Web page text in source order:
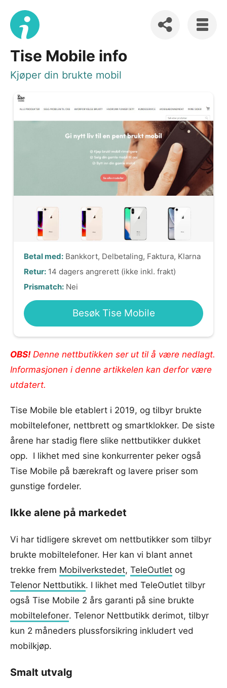
Tise Mobile info
Kjøper din brukte mobil
Betal med: Bankkort, Delbetaling, Faktura, Klarna
Retur: 14 dagers angrerett (ikke inkl. frakt)
Prismatch: Nei
Besøk Tise Mobile
OBS! Denne nettbutikken ser ut til å være nedlagt.
Informasjonen i denne artikkelen kan derfor være
utdatert.
Tise Mobile ble etablert i 2019, og tilbyr brukte
mobiltelefoner, nettbrett og smartklokker. De siste
årene har stadig flere slike nettbutikker dukket
opp. I likhet med sine konkurrenter peker også
Tise Mobile på bærekraft og lavere priser som
gunstige fordeler.
Ikke alene på markedet
Vi har tidligere skrevet om nettbutikker som tilbyr
brukte mobiltelefoner. Her kan vi blant annet
trekke frem Mobilverkstedet, TeleOutlet og
Telenor Nettbutikk. I likhet med TeleOutlet tilbyr
også Tise Mobile 2 års garanti på sine brukte
mobiltelefoner. Telenor Nettbutikk derimot, tilbyr
kun 2 måneders plussforsikring inkludert ved
mobilkjøp.
Smalt utvalg